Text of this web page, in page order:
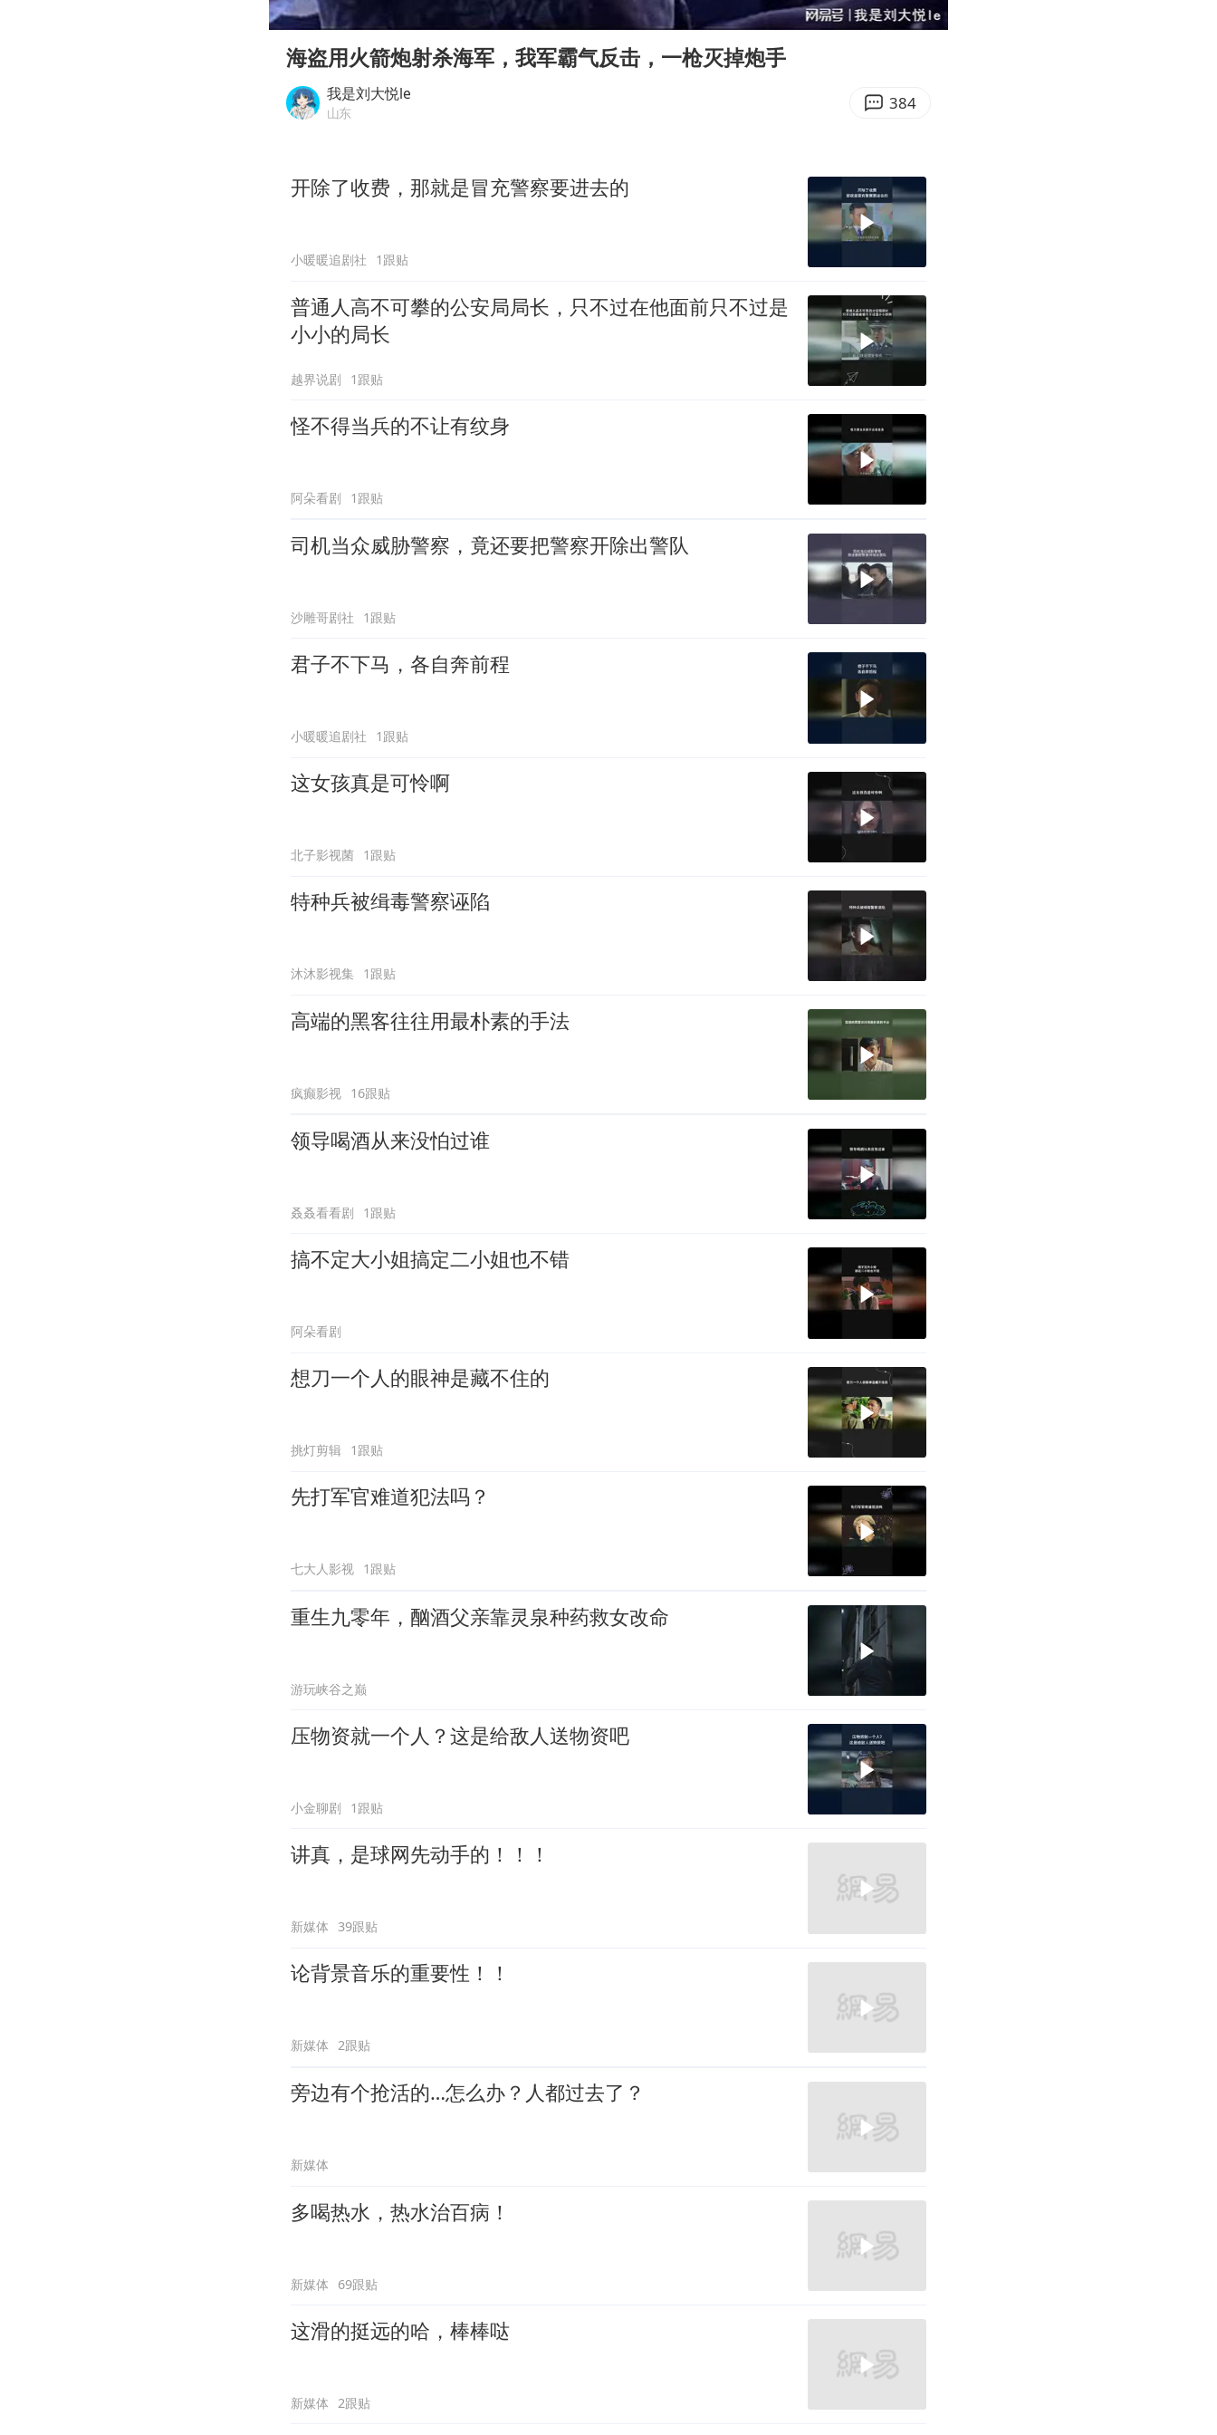
东航：国内客票提前14天免费退改
“今天得有40℃了吧 为啥还不预警”
38岁演员求职万岁山NPC成功
Play
00:00 08:16
Enter
海盗用火箭炮射杀海军，我军霸气反击，一枪灭掉炮手
我是刘大悦le
山东 384
开除了收费，那就是冒充警察要进去的
小暖暖追剧社 1跟贴
普通人高不可攀的公安局局长，只不过在他面前只不过是
小小的局长
越界说剧 1跟贴
怪不得当兵的不让有纹身
阿朵看剧 1跟贴
司机当众威胁警察，竟还要把警察开除出警队
沙雕哥剧社 1跟贴
君子不下马，各自奔前程
小暖暖追剧社 1跟贴
这女孩真是可怜啊
北子影视菌 1跟贴
特种兵被缉毒警察诬陷
沐沐影视集 1跟贴
高端的黑客往往用最朴素的手法
疯癫影视 16跟贴
领导喝酒从来没怕过谁
叒叒看看剧 1跟贴
搞不定大小姐搞定二小姐也不错
阿朵看剧
想刀一个人的眼神是藏不住的
挑灯剪辑 1跟贴
先打军官难道犯法吗？
七大人影视 1跟贴
重生九零年，酗酒父亲靠灵泉种药救女改命
游玩峡谷之巅
压物资就一个人？这是给敌人送物资吧
小金聊剧 1跟贴
讲真，是球网先动手的！！！
新媒体 39跟贴
论背景音乐的重要性！！
新媒体 2跟贴
旁边有个抢活的…怎么办？人都过去了？
新媒体
多喝热水，热水治百病！
新媒体 69跟贴
这滑的挺远的哈，棒棒哒
新媒体 2跟贴